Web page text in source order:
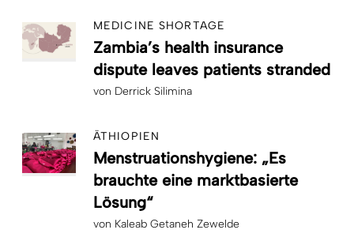
MEDICINE SHORTAGE
Zambia’s health insurance
dispute leaves patients stranded
von Derrick Silimina
ÄTHIOPIEN
Menstruationshygiene: „Es
brauchte eine marktbasierte
Lösung“
von Kaleab Getaneh Zewelde